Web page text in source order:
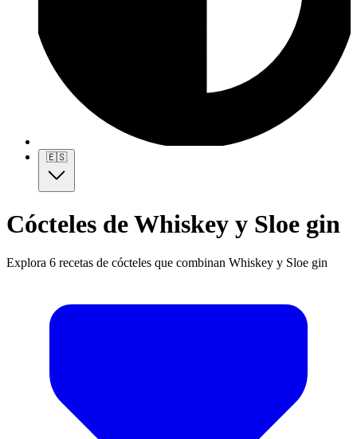
🇪🇸
Cócteles de Whiskey y Sloe gin
Explora 6 recetas de cócteles que combinan Whiskey y Sloe gin